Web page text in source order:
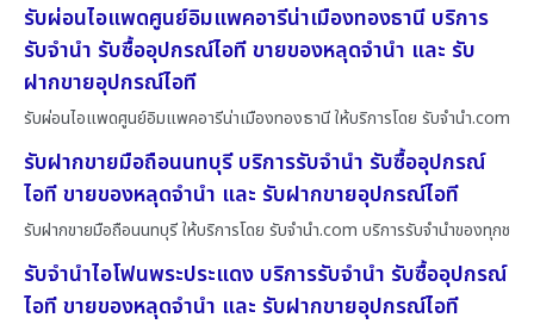
รับผ่อนไอแพดศูนย์อิมแพคอารีน่าเมืองทองธานี บริการ
รับจำนำ รับซื้ออุปกรณ์ไอที ขายของหลุดจำนำ และ รับ
ฝากขายอุปกรณ์ไอที
รับผ่อนไอแพดศูนย์อิมแพคอารีน่าเมืองทองธานี ให้บริการโดย รับจํานํา.com
รับฝากขายมือถือนนทบุรี บริการรับจำนำ รับซื้ออุปกรณ์
ไอที ขายของหลุดจำนำ และ รับฝากขายอุปกรณ์ไอที
รับฝากขายมือถือนนทบุรี ให้บริการโดย รับจํานํา.com บริการรับจำนำของทุกช
รับจำนำไอโฟนพระประแดง บริการรับจำนำ รับซื้ออุปกรณ์
ไอที ขายของหลุดจำนำ และ รับฝากขายอุปกรณ์ไอที